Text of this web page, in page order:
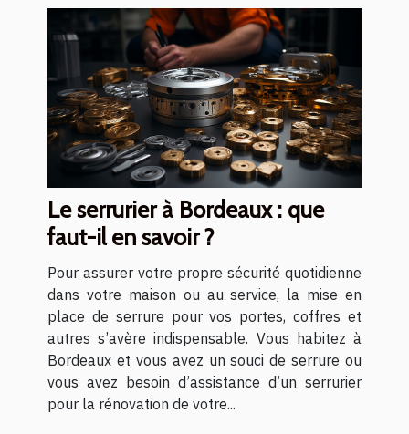
Le serrurier à Bordeaux : que
faut-il en savoir ?
Pour assurer votre propre sécurité quotidienne
dans votre maison ou au service, la mise en
place de serrure pour vos portes, coffres et
autres s’avère indispensable. Vous habitez à
Bordeaux et vous avez un souci de serrure ou
vous avez besoin d’assistance d’un serrurier
pour la rénovation de votre...